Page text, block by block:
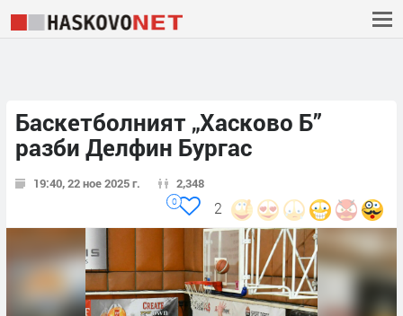
Баскетболният „Хасково Б”
разби Делфин Бургас
19:40, 22 ное 2025 г. 2,348
2
0